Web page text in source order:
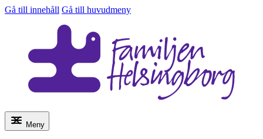
Gå till innehåll Gå till huvudmeny
Meny